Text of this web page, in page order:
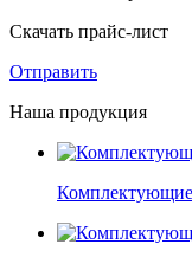
Скачать прайс-лист
Отправить
Наша продукция
Комплектующие